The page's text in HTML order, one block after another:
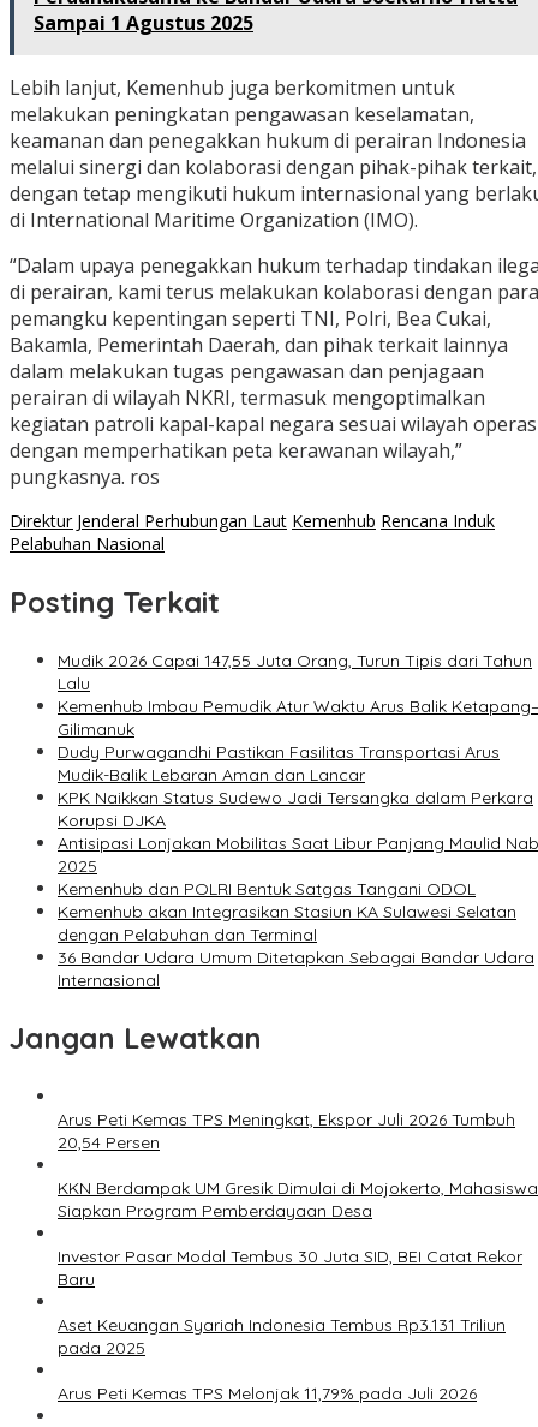
Sampai 1 Agustus 2025
Lebih lanjut, Kemenhub juga berkomitmen untuk
melakukan peningkatan pengawasan keselamatan,
keamanan dan penegakkan hukum di perairan Indonesia
melalui sinergi dan kolaborasi dengan pihak-pihak terkait,
dengan tetap mengikuti hukum internasional yang
di International Maritime Organization (IMO).
“Dalam upaya penegakkan hukum terhadap tindakan
di perairan, kami terus melakukan kolaborasi dengan para
pemangku kepentingan seperti TNI, Polri, Bea Cukai,
Bakamla, Pemerintah Daerah, dan pihak terkait lainnya
dalam melakukan tugas pengawasan dan penjagaan
perairan di wilayah NKRI, termasuk mengoptimalkan
kegiatan patroli kapal-kapal negara sesuai wilayah
dengan memperhatikan peta kerawanan wilayah,”
pungkasnya. ros
Direktur Jenderal Perhubungan Laut Kemenhub Rencana Induk
Pelabuhan Nasional
Posting Terkait
Mudik 2026 Capai 147,55 Juta Orang, Turun Tipis dari Tahun
Lalu
Kemenhub Imbau Pemudik Atur Waktu Arus Balik Ketapang–
Gilimanuk
Dudy Purwagandhi Pastikan Fasilitas Transportasi Arus
Mudik-Balik Lebaran Aman dan Lancar
KPK Naikkan Status Sudewo Jadi Tersangka dalam Perkara
Korupsi DJKA
Antisipasi Lonjakan Mobilitas Saat Libur Panjang Maulid
2025
Kemenhub dan POLRI Bentuk Satgas Tangani ODOL
Kemenhub akan Integrasikan Stasiun KA Sulawesi Selatan
dengan Pelabuhan dan Terminal
36 Bandar Udara Umum Ditetapkan Sebagai Bandar Udara
Internasional
Jangan Lewatkan
Arus Peti Kemas TPS Meningkat, Ekspor Juli 2026 Tumbuh
20,54 Persen
KKN Berdampak UM Gresik Dimulai di Mojokerto, Mahasiswa
Siapkan Program Pemberdayaan Desa
Investor Pasar Modal Tembus 30 Juta SID, BEI Catat Rekor
Baru
Aset Keuangan Syariah Indonesia Tembus Rp3.131 Triliun
pada 2025
Arus Peti Kemas TPS Melonjak 11,79% pada Juli 2026